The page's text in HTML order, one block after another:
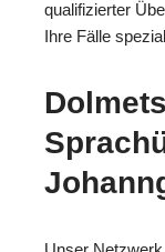
qualifizierter
Ihre Fälle